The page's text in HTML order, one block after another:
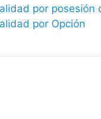
por posesión
por Opción